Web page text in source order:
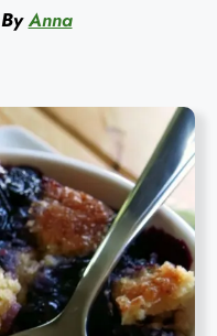
By Anna